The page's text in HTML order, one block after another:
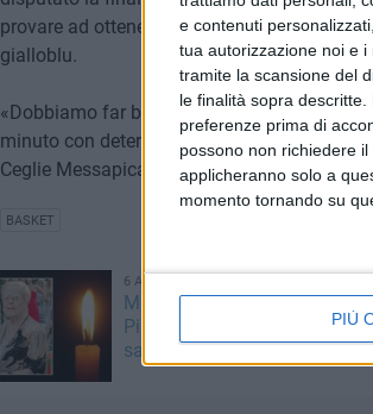
e contenuti
tua autorizzazione noi e
tramite la scansione del
le finalità sopra
preferenze prima di
possono non richiedere
applicheranno solo a
momento tornando su
PIÙ
provare ad ottenere il primo acuto fuori
gialloblu.
«Dobbiamo far bene - ha detto Amato -.
minuto con determinazione».
Ceglie Messapica alle ore 18.00.
BASKET
6 AGOSTO 2026
Molfetta piange Marta Maria
Pisani, ultima maestra della
sartoria molfettese